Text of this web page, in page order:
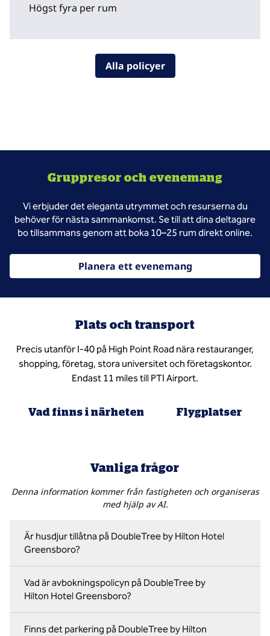
Högst fyra per rum
Alla policyer
Gruppresor och evenemang
Vi erbjuder det eleganta utrymmet och resurserna du
behöver för nästa sammankomst. Se till att dina deltagare
bo tillsammans genom att boka 10–25 rum direkt online.
Planera ett evenemang
Plats och transport
Precis utanför I-40 på High Point Road nära restauranger,
shopping, företag, stora universitet och företagskontor.
Endast 11 miles till PTI Airport.
Vad finns i närheten Flygplatser
Vanliga frågor
Denna information kommer från fastigheten och organiseras
med hjälp av AI.
Är husdjur tillåtna på DoubleTree by Hilton Hotel
Greensboro?
Vad är avbokningspolicyn på DoubleTree by
Hilton Hotel Greensboro?
Finns det parkering på DoubleTree by Hilton